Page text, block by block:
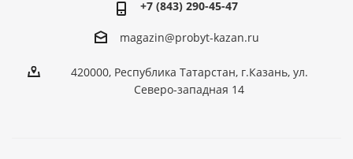
+7 (843) 290-45-47
magazin@probyt-kazan.ru
420000, Республика Татарстан, г.Казань, ул.
Северо-западная 14